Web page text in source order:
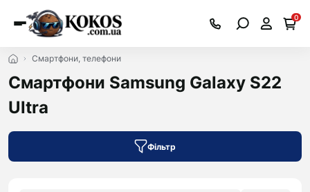
0
Смартфони, телефони
Смартфони Samsung Galaxy S22
Ultra
Фільтр